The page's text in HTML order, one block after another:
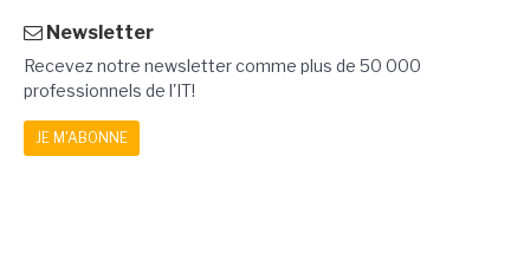
Newsletter
Recevez notre newsletter comme plus de 50 000
professionnels de l'IT!
JE M'ABONNE